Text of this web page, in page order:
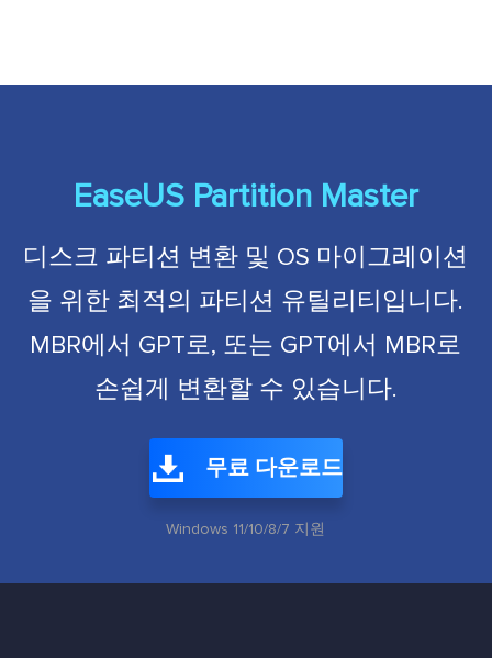
EaseUS Partition Master
디스크 파티션 변환 및 OS 마이그레이션
을 위한 최적의 파티션 유틸리티입니다.
MBR에서 GPT로, 또는 GPT에서 MBR로
손쉽게 변환할 수 있습니다.
무료 다운로드
Windows 11/10/8/7 지원